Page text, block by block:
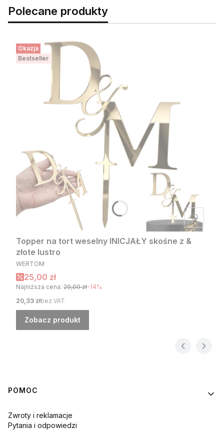
Polecane produkty
Okazja
Bestseller
Topper na tort weselny INICJAŁY skośne z &
złote lustro
PRODUCENT
WERTOM
Cena promocyjna
25,00 zł
Najniższa cena: 29,00 zł-14%
Cena
20,33 złbez VAT
Zobacz produkt
Linki w stopce
POMOC
Zwroty i reklamacje
Pytania i odpowiedzi